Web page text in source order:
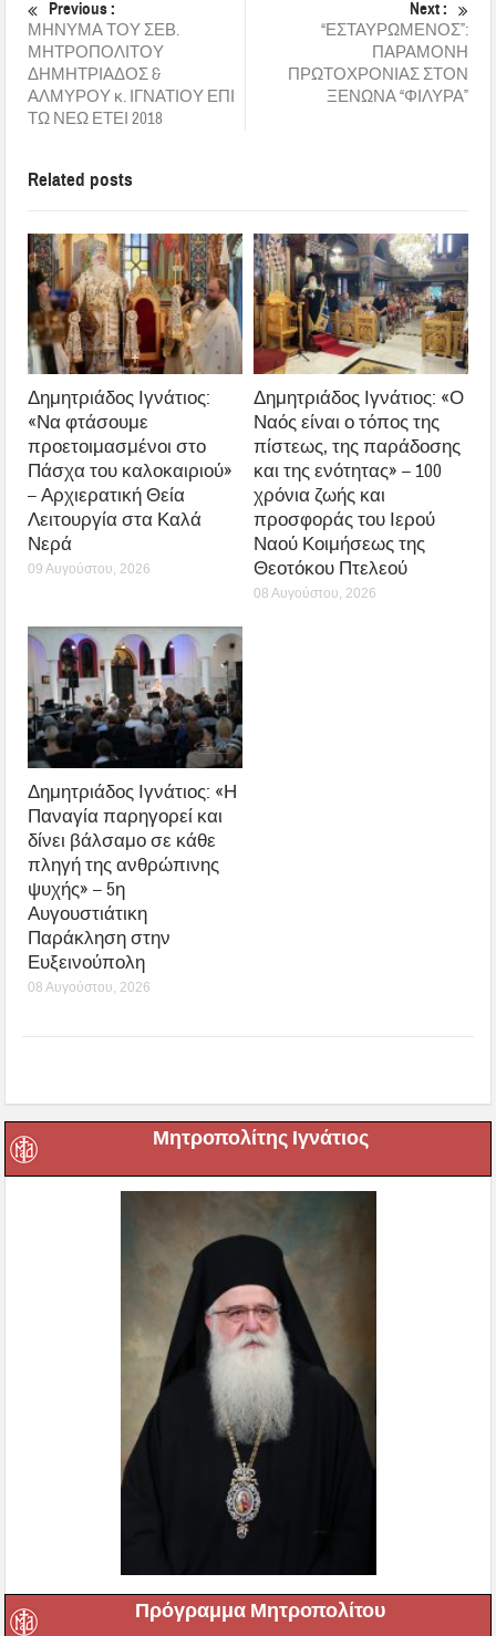
Previous :
ΜΗΝΥΜΑ ΤΟΥ ΣΕΒ.
ΜΗΤΡΟΠΟΛΙΤΟΥ
ΔΗΜΗΤΡΙΑΔΟΣ &
ΑΛΜΥΡΟΥ κ. ΙΓΝΑΤΙΟΥ ΕΠΙ
ΤΩ ΝΕΩ ΕΤΕΙ 2018
Next :
“ΕΣΤΑΥΡΩΜΕΝΟΣ”:
ΠΑΡΑΜΟΝΗ
ΠΡΩΤΟΧΡΟΝΙΑΣ ΣΤΟΝ
ΞΕΝΩΝΑ “ΦΙΛΥΡΑ”
Related posts
Δημητριάδος Ιγνάτιος:
«Να φτάσουμε
προετοιμασμένοι στο
Πάσχα του καλοκαιριού»
– Αρχιερατική Θεία
Λειτουργία στα Καλά
Νερά
09 Αυγούστου, 2026
Δημητριάδος Ιγνάτιος: «Ο
Ναός είναι ο τόπος της
πίστεως, της παράδοσης
και της ενότητας» – 100
χρόνια ζωής και
προσφοράς του Ιερού
Ναού Κοιμήσεως της
Θεοτόκου Πτελεού
08 Αυγούστου, 2026
Δημητριάδος Ιγνάτιος: «Η
Παναγία παρηγορεί και
δίνει βάλσαμο σε κάθε
πληγή της ανθρώπινης
ψυχής» – 5η
Αυγουστιάτικη
Παράκληση στην
Ευξεινούπολη
08 Αυγούστου, 2026
Μητροπολίτης Ιγνάτιος
Πρόγραμμα Μητροπολίτου